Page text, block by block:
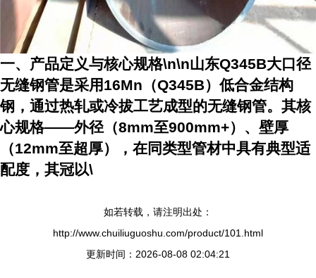
一、产品定义与核心规格\n\n山东Q345B大口径
无缝钢管是采用16Mn（Q345B）低合金结构
钢，通过热轧或冷拔工艺成型的无缝钢管。其核
心规格——外径（8mm至900mm+）、壁厚
（12mm至超厚），在同类型管材中具有典型适
配度，其冠以\
如若转载，请注明出处：
http://www.chuiliuguoshu.com/product/101.html
更新时间：2026-08-08 02:04:21